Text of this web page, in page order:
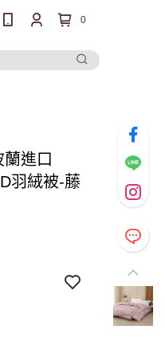
0
進口
羽絨被-藤